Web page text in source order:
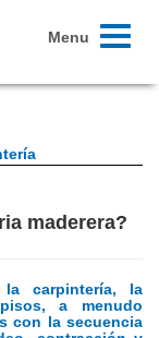
Toggle
Menu
maderera?
carpintería, la
a menudo
con la secuencia